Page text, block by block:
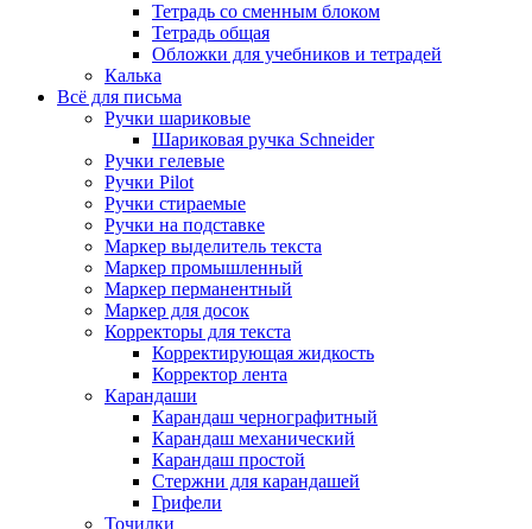
Тетрадь со сменным блоком
Тетрадь общая
Обложки для учебников и тетрадей
Калька
Всё для письма
Ручки шариковые
Шариковая ручка Schneider
Ручки гелевые
Ручки Pilot
Ручки стираемые
Ручки на подставке
Маркер выделитель текста
Маркер промышленный
Маркер перманентный
Маркер для досок
Корректоры для текста
Корректирующая жидкость
Корректор лента
Карандаши
Карандаш чернографитный
Карандаш механический
Карандаш простой
Стержни для карандашей
Грифели
Точилки